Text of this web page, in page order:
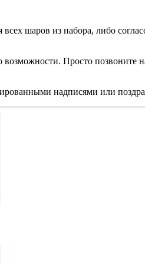
шаров из набора, либо
Просто позвоните
надписями или